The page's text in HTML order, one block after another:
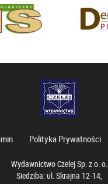
Polityka Prywatności
Wydawnictwo Czelej Sp. z o. o.
Siedziba: ul. Skrajna 12-14,